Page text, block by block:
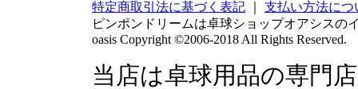
特定商取引法に基づく表記
支払い方法につ
ピンポンドリームは卓球ショップオアシスの
oasis Copyright ©2006-2018 All Rights Reserved.
当店は卓球用品の専門